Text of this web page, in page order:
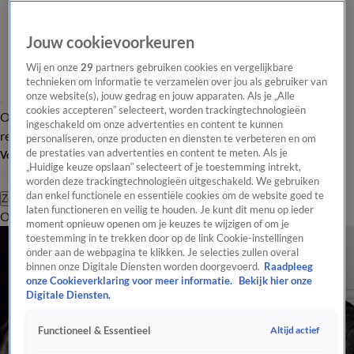
Overzicht Laatste nieuws Regionieuws Het beste van Hart
Tip de
redactie
Volg Hart van Nederland
Zoeken
OverzichtRegioUitzendingenWeerTip de redactiePanelVideo's
Jouw cookievoorkeuren
Wij en onze29 partners gebruiken cookies en vergelijkbare
technieken om informatie te verzamelen over jou als gebruiker van
onze website(s), jouw gedrag en jouw apparaten. Als je „Alle
cookies accepteren” selecteert, worden trackingtechnologieën
ingeschakeld om onze advertenties en content te kunnen
personaliseren, onze producten en diensten te verbeteren en om
de prestaties van advertenties en content te meten. Als je
„Huidige keuze opslaan” selecteert of je toestemming intrekt,
worden deze trackingtechnologieën uitgeschakeld. We gebruiken
dan enkel functionele en essentiële cookies om de website goed te
laten functioneren en veilig te houden. Je kunt dit menu op ieder
moment opnieuw openen om je keuzes te wijzigen of om je
toestemming in te trekken door op de link Cookie-instellingen
onder aan de webpagina te klikken. Je selecties zullen overal
binnen onze Digitale Diensten worden doorgevoerd. Raadpleeg
onze Cookieverklaring voor meer informatie.
Bekijk hier onze
Digitale Diensten.
Functioneel & Essentieel Altijd actief